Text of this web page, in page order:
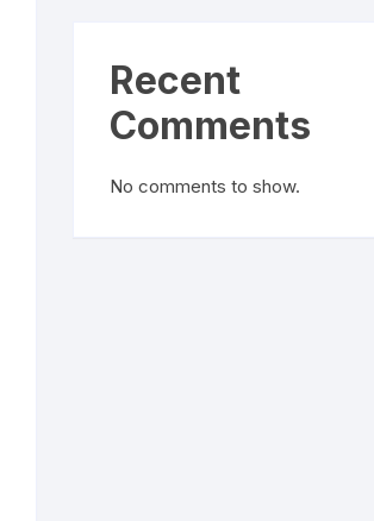
Recent
Comments
No comments to show.